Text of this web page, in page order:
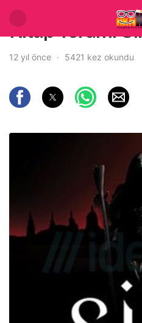
Kitap Yorum:
12 yıl önce 5421 kez okundu